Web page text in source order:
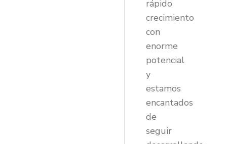
rápido
crecimiento
con
enorme
potencial
y
estamos
encantados
de
seguir